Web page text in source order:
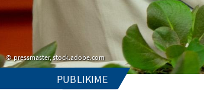
pressmaster, stock.adobe.com
PUBLIKIME